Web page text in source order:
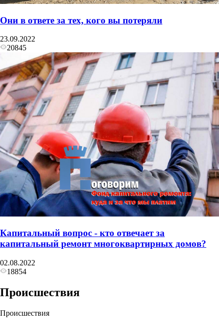
Они в ответе за тех, кого вы потеряли
23.09.2022
20845
Капитальный вопрос - кто отвечает за
капитальный ремонт многоквартирных домов?
02.08.2022
18854
Происшествия
Происшествия